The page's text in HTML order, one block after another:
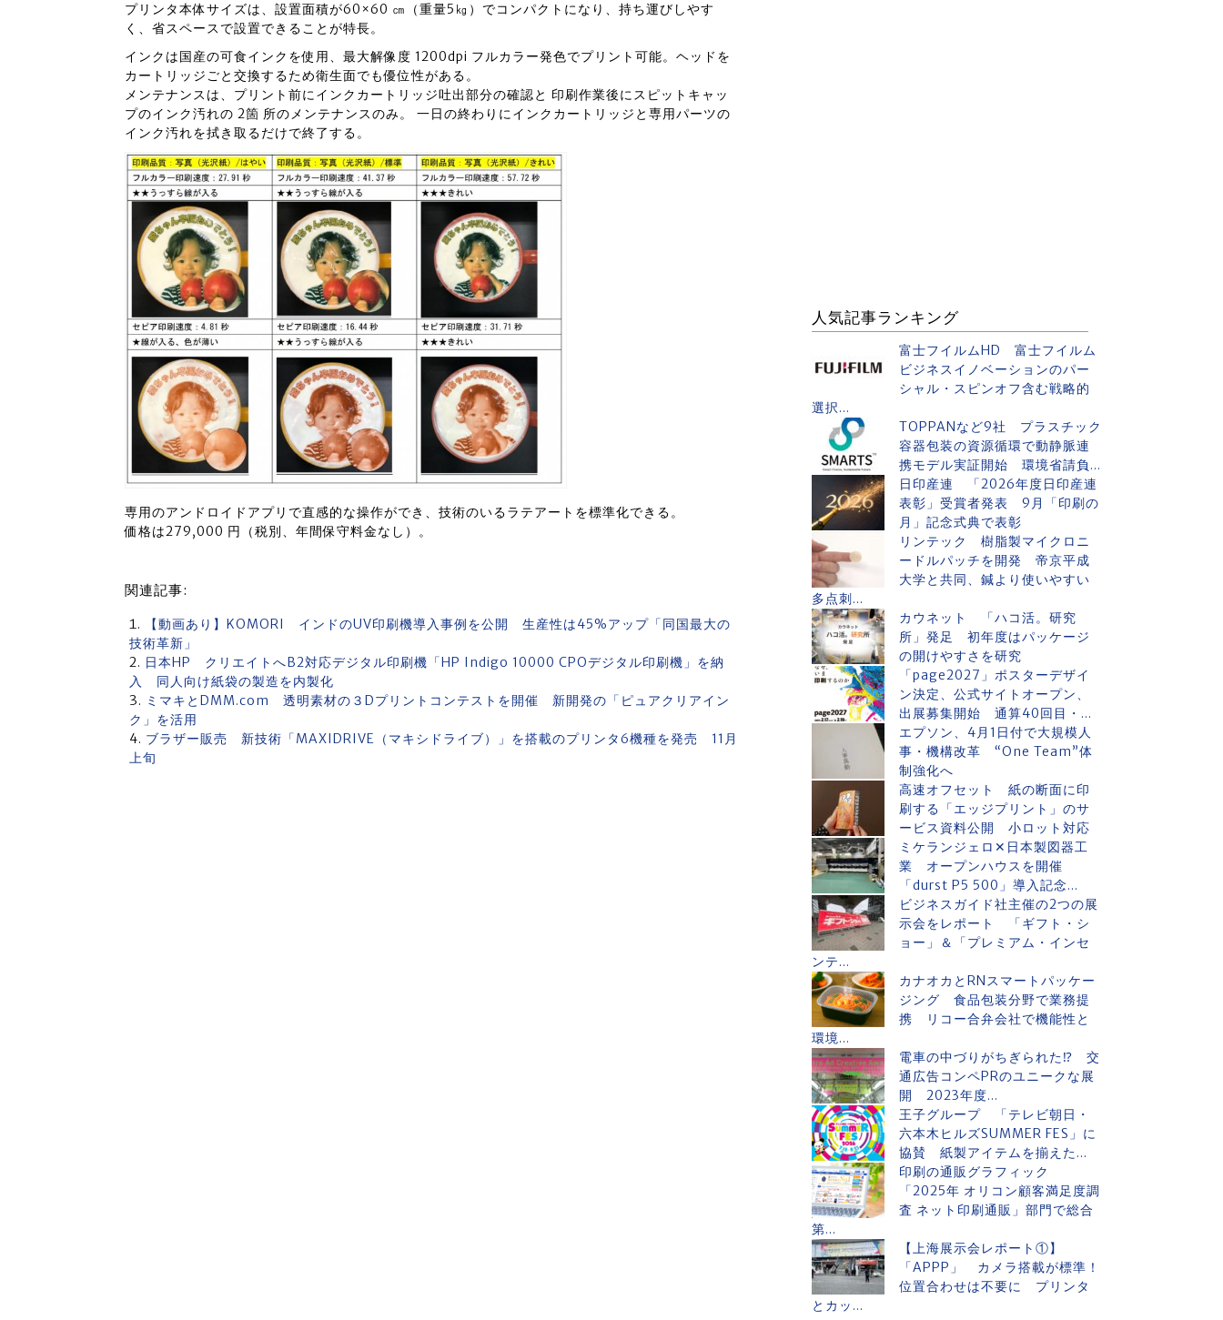
プリンタ本体サイズは、設置面積が60×60 ㎝（重量5㎏）でコンパクトになり、持ち運びしやす
く、省スペースで設置できることが特長。
インクは国産の可食インクを使用、最大解像度 1200dpi フルカラー発色でプリント可能。ヘッドを
カートリッジごと交換するため衛生面でも優位性がある。
メンテナンスは、プリント前にインクカートリッジ吐出部分の確認と 印刷作業後にスピットキャッ
プのインク汚れの 2箇 所のメンテナンスのみ。 一日の終わりにインクカートリッジと専用パーツの
インク汚れを拭き取るだけで終了する。
専用のアンドロイドアプリで直感的な操作ができ、技術のいるラテアートを標準化できる。
価格は279,000 円（税別、年間保守料金なし）。
関連記事:
【動画あり】KOMORI インドのUV印刷機導入事例を公開 生産性は45%アップ「同国最大の
技術革新」
日本HP クリエイトへB2対応デジタル印刷機「HP Indigo 10000 CPOデジタル印刷機」を納
入 同人向け紙袋の製造を内製化
ミマキとDMM.com 透明素材の３Dプリントコンテストを開催 新開発の「ピュアクリアイン
ク」を活用
ブラザー販売 新技術「MAXIDRIVE（マキシドライブ）」を搭載のプリンタ6機種を発売 11月
上旬
人気記事ランキング
富士フイルムHD 富士フイルム
ビジネスイノベーションのパー
シャル・スピンオフ含む戦略的
選択...
TOPPANなど9社 プラスチック
容器包装の資源循環で動静脈連
携モデル実証開始 環境省請負...
日印産連 「2026年度日印産連
表彰」受賞者発表 9月「印刷の
月」記念式典で表彰
リンテック 樹脂製マイクロニ
ードルパッチを開発 帝京平成
大学と共同、鍼より使いやすい
多点刺...
カウネット 「ハコ活。研究
所」発足 初年度はパッケージ
の開けやすさを研究
「page2027」ポスターデザイ
ン決定、公式サイトオープン、
出展募集開始 通算40回目・...
エプソン、4月1日付で大規模人
事・機構改革 “One Team”体
制強化へ
高速オフセット 紙の断面に印
刷する「エッジプリント」のサ
ービス資料公開 小ロット対応
ミケランジェロ✕日本製図器工
業 オープンハウスを開催
「durst P5 500」導入記念...
ビジネスガイド社主催の2つの展
示会をレポート 「ギフト・シ
ョー」＆「プレミアム・インセ
ンテ...
カナオカとRNスマートパッケー
ジング 食品包装分野で業務提
携 リコー合弁会社で機能性と
環境...
電車の中づりがちぎられた⁉ 交
通広告コンペPRのユニークな展
開 2023年度...
王子グループ 「テレビ朝日・
六本木ヒルズSUMMER FES」に
協賛 紙製アイテムを揃えた...
印刷の通販グラフィック
「2025年 オリコン顧客満足度調
査 ネット印刷通販」部門で総合
第...
【上海展示会レポート①】
「APPP」 カメラ搭載が標準！
位置合わせは不要に プリンタ
とカッ...